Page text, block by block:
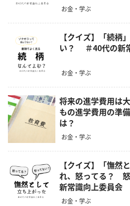
お金・学ぶ
【クイズ】「続柄
い？ ＃40代の新
お金・学ぶ
将来の進学費用は
もの進学費用の準
は？
お金・学ぶ
【クイズ】「憮然
れ、怒ってる？
新常識向上委員会
お金・学ぶ